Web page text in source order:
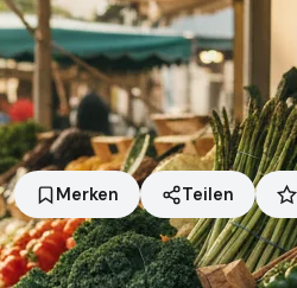
Merken Teilen